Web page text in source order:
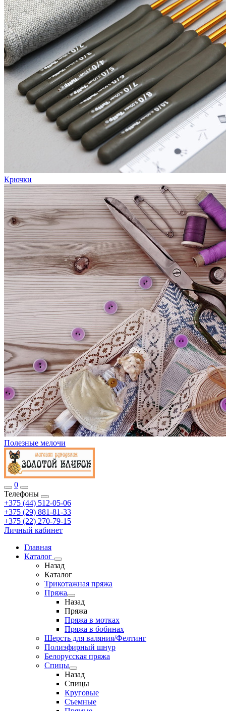
Крючки
Полезные мелочи
0
Телефоны
+375 (44) 512-05-06
+375 (29) 881-81-33
+375 (22) 270-79-15
Личный кабинет
Главная
Каталог
Назад
Каталог
Трикотажная пряжа
Пряжа
Назад
Пряжа
Пряжа в мотках
Пряжа в бобинах
Шерсть для валяния/Фелтинг
Полиэфирный шнур
Белорусская пряжа
Спицы
Назад
Спицы
Круговые
Съемные